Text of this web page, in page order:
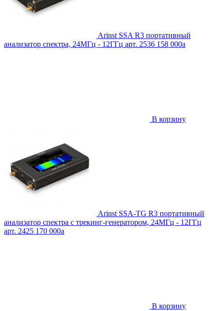
Arinst SSA R3 портативный
анализатор спектра, 24МГц - 12ГГц арт. 2536 158 000a
В корзину
Arinst SSA-TG R3 портативный
анализатор спектра с трекинг-генератором, 24МГц - 12ГГц
арт. 2425 170 000a
В корзину